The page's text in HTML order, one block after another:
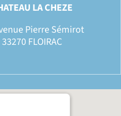
LA CHEZE
Pierre Sémirot
33270 FLOIRAC